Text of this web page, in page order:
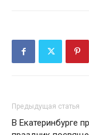
Предыдущая статья
В Екатеринбурге